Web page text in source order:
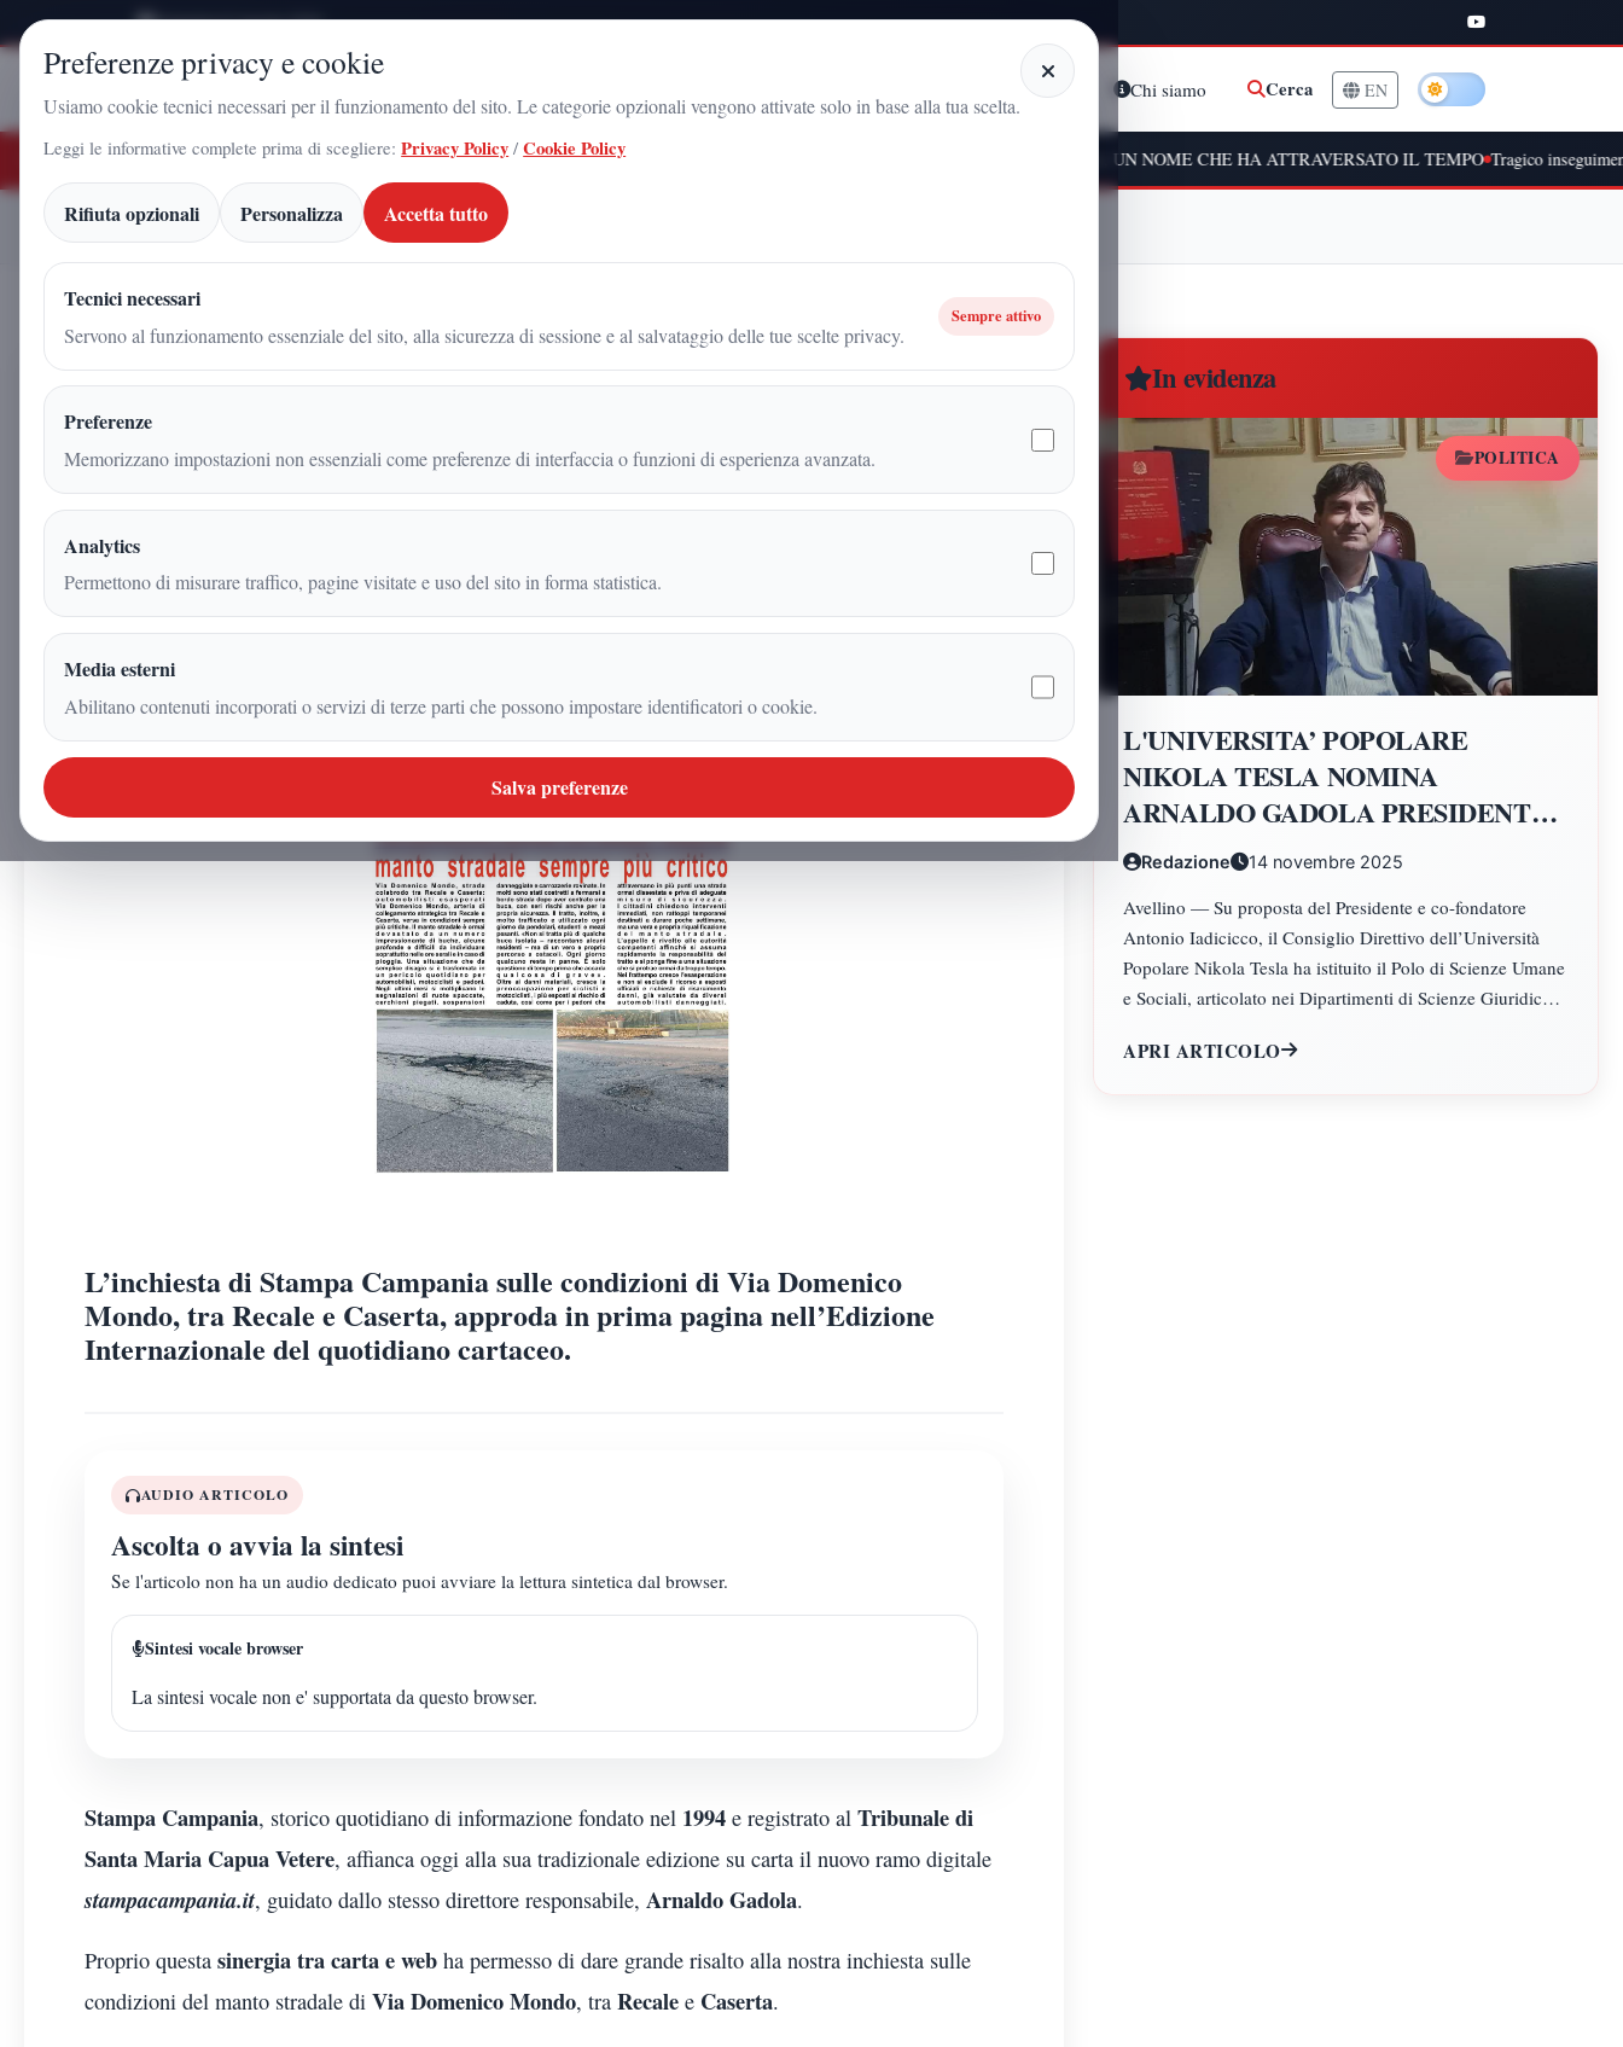
Domenica 9 Agosto 2026
StampaCampania Notiziario audio Chi siamo Cerca EN
ULTIME NOTIZIE
Gadola, il volto di Futuro Nazionale a Caserta: l'uomo che sta costruendo il radicamento del movimento sul territorio ARNALDO GADOLA, UN NOME CHE HA ATTRAVERSATO IL TEMPO Tragico inseguimento a
Home Articoli Strada dissestata tra Recale e Caserta: l’inchiesta di Stampa Campania finisce in prima pagina
Strada dissestata tra Recale e Caserta: l’inchiesta di
Stampa Campania finisce in prima pagina
Redazione
| 2min | Territorio
L’inchiesta di Stampa Campania sulle condizioni di Via Domenico
Mondo, tra Recale e Caserta, approda in prima pagina nell’Edizione
Internazionale del quotidiano cartaceo.
AUDIO ARTICOLO
Ascolta o avvia la sintesi
Se l'articolo non ha un audio dedicato puoi avviare la lettura sintetica dal browser.
Sintesi vocale browser
La sintesi vocale non e' supportata da questo browser.
Stampa Campania, storico quotidiano di informazione fondato nel 1994 e registrato al Tribunale di
Santa Maria Capua Vetere, affianca oggi alla sua tradizionale edizione su carta il nuovo ramo digitale
stampacampania.it, guidato dallo stesso direttore responsabile, Arnaldo Gadola.
Proprio questa sinergia tra carta e web ha permesso di dare grande risalto alla nostra inchiesta sulle
condizioni del manto stradale di Via Domenico Mondo, tra Recale e Caserta.
In evidenza
POLITICA
L'UNIVERSITA’ POPOLARE
NIKOLA TESLA NOMINA
ARNALDO GADOLA PRESIDENTE
E DIRETTORE DEI DIPARTIMENTI
DI SCIENZE GIURIDICHE,
ECONOMICHE, SCIENZE
POLITICHE, PSICOLOGIA,
SCIENZE UMANE, FILOSOFIA E
Redazione 14 novembre 2025
Avellino — Su proposta del Presidente e co-fondatore
Antonio Iadicicco, il Consiglio Direttivo dell’Università
Popolare Nikola Tesla ha istituito il Polo di Scienze Umane
e Sociali, articolato nei Dipartimenti di Scienze Giuridiche
Umane, Filosofia e Pedagogia.
APRI ARTICOLO
Preferenze privacy e cookie
Usiamo cookie tecnici necessari per il funzionamento del sito. Le categorie opzionali vengono attivate solo in base alla tua scelta.
Leggi le informative complete prima di scegliere: Privacy Policy /Cookie Policy
Rifiuta opzionali Personalizza Accetta tutto
Tecnici necessari
Servono al funzionamento essenziale del sito, alla sicurezza di sessione e al salvataggio delle tue scelte privacy.
Sempre attivo
Preferenze
Memorizzano impostazioni non essenziali come preferenze di interfaccia o funzioni di esperienza avanzata.
Analytics
Permettono di misurare traffico, pagine visitate e uso del sito in forma statistica.
Media esterni
Abilitano contenuti incorporati o servizi di terze parti che possono impostare identificatori o cookie.
Salva preferenze